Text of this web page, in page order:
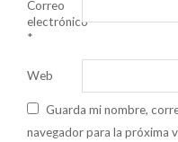
Correo
electrónico
*
Web
Guarda mi nombre,
navegador para la próxima